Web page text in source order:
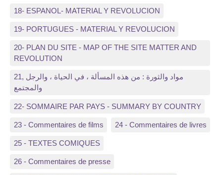
18- ESPANOL- MATERIAL Y REVOLUCION
19- PORTUGUES - MATERIAL Y REVOLUCION
20- PLAN DU SITE - MAP OF THE SITE MATTER AND
REVOLUTION
21, مواد والثورة : من هذه المسألة ، في الحياة ، والرجل
والمجتمع
22- SOMMAIRE PAR PAYS - SUMMARY BY COUNTRY
23 - Commentaires de films 24 - Commentaires de livres
25 - TEXTES COMIQUES
26 - Commentaires de presse